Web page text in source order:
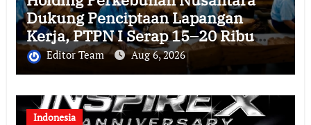
Dukung Penciptaan Lapangan
Kerja, PTPN I Serap 15–20 Ribu
Pekerja di Pabrik Tembakau
Editor Team Aug 6, 2026
Indonesia